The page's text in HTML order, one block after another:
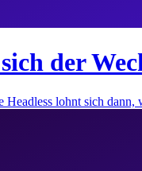
der
Headless lohnt sich